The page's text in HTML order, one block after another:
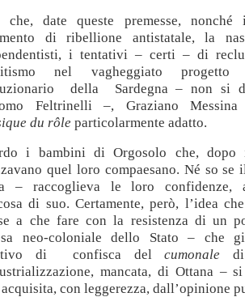
che, date queste premesse,
di ribellione antistatale, la
i tentativi – certi – di
nel vagheggiato progetto
della Sardegna – non si
Feltrinelli –, Graziano Messina
du rôle particolarmente adatto.
i bambini di Orgosolo che,
quel loro compaesano. Né so se
– raccoglieva le loro confidenze,
di suo. Certamente, però, l’idea
a che fare con la resistenza di un
neo-coloniale dello Stato – che
di confisca delcumonale di
mancata, di Ottana –
acquisita, con leggerezza, dall’opinione